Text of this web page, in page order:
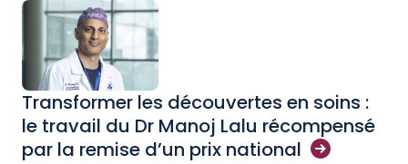
Transformer les découvertes en soins :
le travail du Dr Manoj Lalu récompensé
par la remise d’un prix national